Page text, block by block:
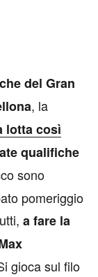
del Gran
, la
lotta così
qualifiche
sono
pomeriggio
a fare la
gioca sul filo